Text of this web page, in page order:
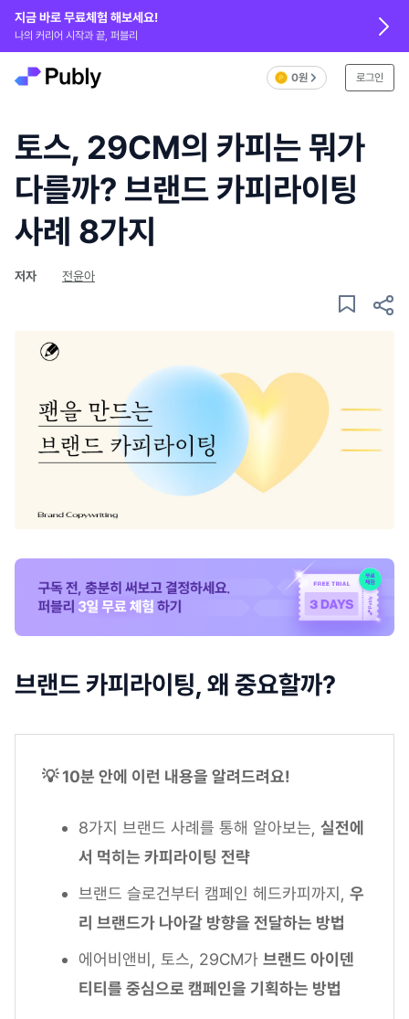
지금 바로 무료체험 해보세요!
나의 커리어 시작과 끝, 퍼블리
0원 로그인
토스, 29CM의 카피는 뭐가
다를까? 브랜드 카피라이팅
사례 8가지
저자 전윤아
브랜드 카피라이팅, 왜 중요할까?
💡 10분 안에 이런 내용을 알려드려요!
8가지 브랜드 사례를 통해 알아보는, 실전에
서 먹히는 카피라이팅 전략
브랜드 슬로건부터 캠페인 헤드카피까지, 우
리 브랜드가 나아갈 방향을 전달하는 방법
에어비앤비, 토스, 29CM가 브랜드 아이덴
티티를 중심으로 캠페인을 기획하는 방법